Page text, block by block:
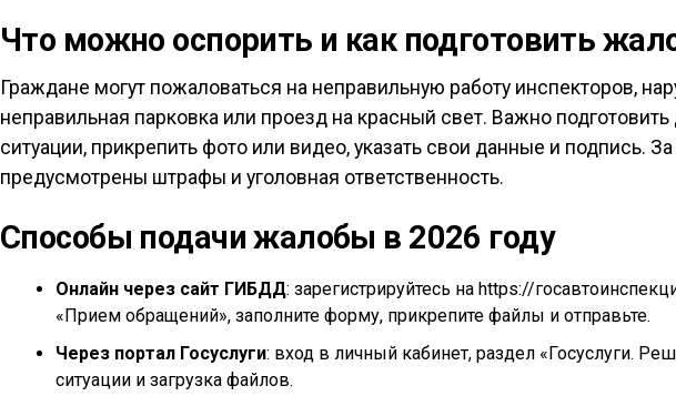
Что можно оспорить и как подготовить
Граждане могут пожаловаться на неправильную работу инспекторов,
неправильная парковка или проезд на красный свет. Важно
ситуации, прикрепить фото или видео, указать свои данные и подпись.
предусмотрены штрафы и уголовная ответственность.
Способы подачи жалобы в 2026 году
Онлайн через сайт ГИБДД: зарегистрируйтесь на https://
«Прием обращений», заполните форму, прикрепите файлы и отправьте.
Через портал Госуслуги: вход в личный кабинет, раздел «Госуслуги.
ситуации и загрузка файлов.